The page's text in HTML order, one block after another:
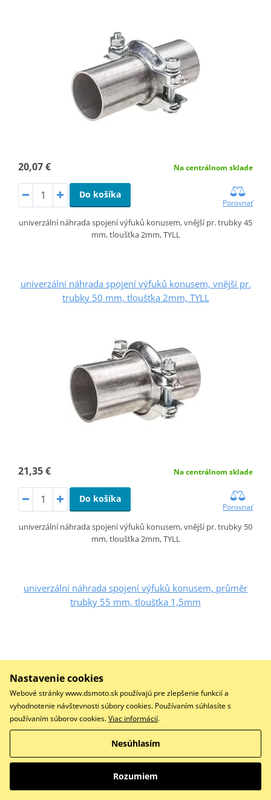
20,07 € Na centrálnom sklade
Do košíka
Porovnať
univerzální náhrada spojení výfuků konusem, vnější pr. trubky 45
mm, tloušťka 2mm, TYLL
univerzální náhrada spojení výfuků konusem, vnější pr.
trubky 50 mm, tloušťka 2mm, TYLL
21,35 € Na centrálnom sklade
Do košíka
Porovnať
univerzální náhrada spojení výfuků konusem, vnější pr. trubky 50
mm, tloušťka 2mm, TYLL
univerzální náhrada spojení výfuků konusem, průměr
trubky 55 mm, tloušťka 1,5mm
Nastavenie cookies
Webové stránky www.dsmoto.sk používajú pre zlepšenie funkcií a
vyhodnotenie návštevnosti súbory cookies. Používaním súhlasíte s
používaním súborov cookies.Viac informácií.
Nesúhlasím
Rozumiem